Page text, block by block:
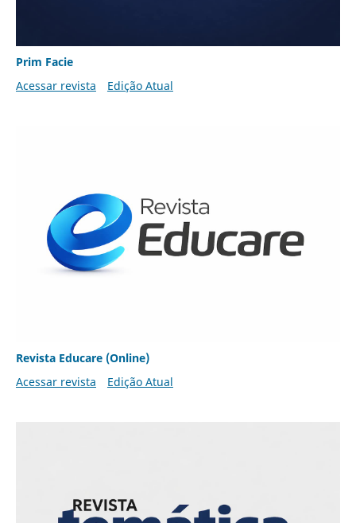
Prim Facie
Acessar revista
Edição Atual
Revista Educare (Online)
Acessar revista
Edição Atual